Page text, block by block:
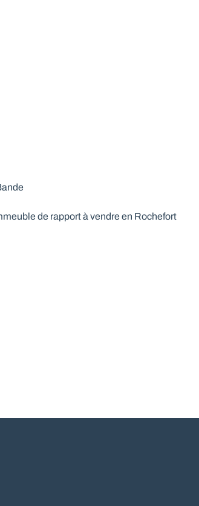
de rapport à vendre en Rochefort